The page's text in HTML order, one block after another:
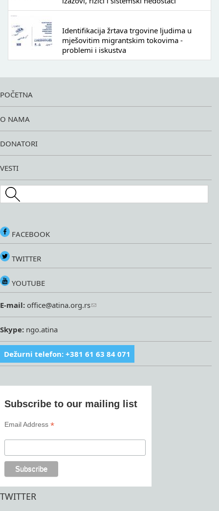
Identifikacija žrtava trgovine ljudima u
mješovitim migrantskim tokovima -
problemi i iskustva
POČETNA
O NAMA
DONATORI
VESTI
Search this site
FACEBOOK
TWITTER
YOUTUBE
E-mail: office@atina.org.rs
Skype: ngo.atina
Dežurni telefon: +381 61 63 84 071
Subscribe to our mailing list
Email Address*
TWITTER